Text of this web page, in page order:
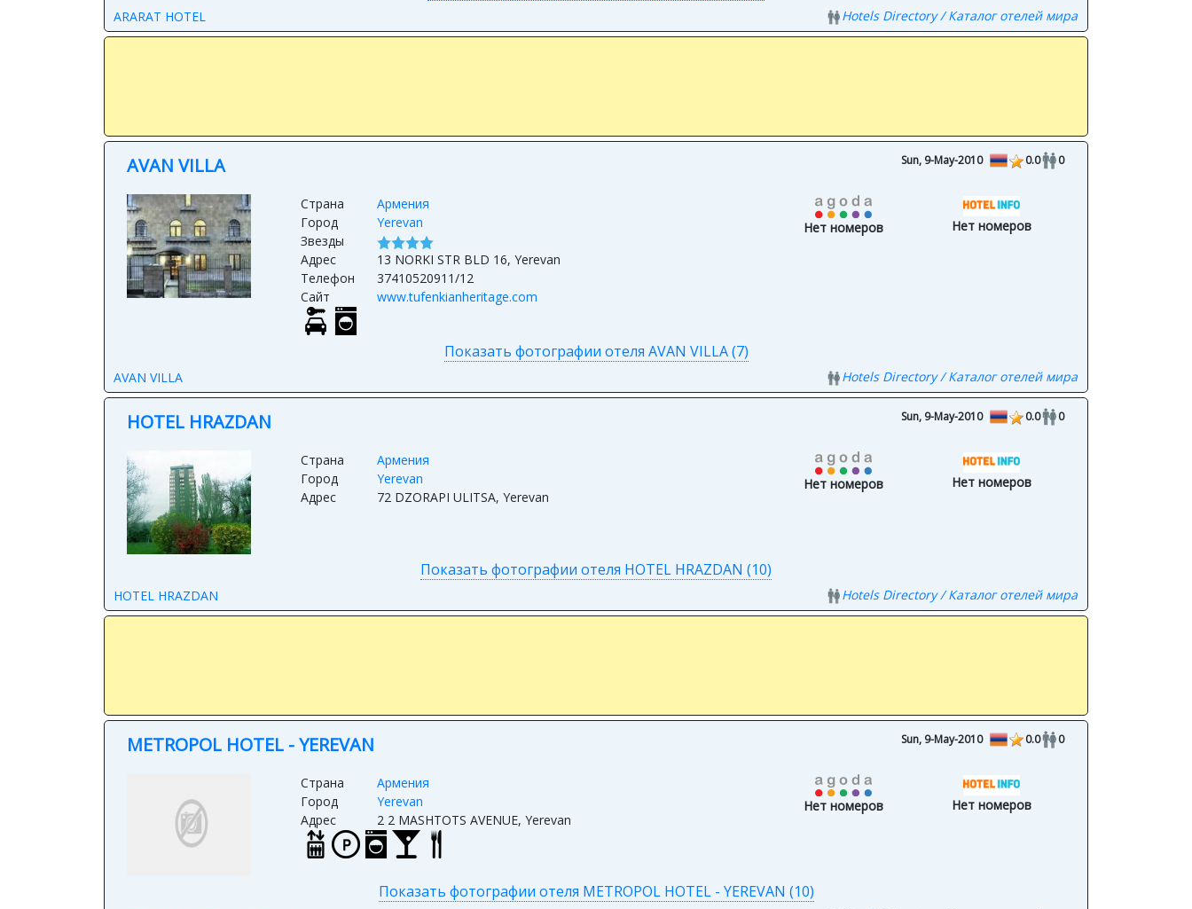
ARARAT HOTEL Hotels Directory / Каталог отелей мира
AVAN VILLA Sun, 9-May-2010 0.0 0
Страна
Армения
Город
Yerevan
Звезды
Адрес
13 NORKI STR BLD 16, Yerevan
Телефон
37410520911/12
Сайт
www.tufenkianheritage.com
Нет номеров Нет номеров
Показать фотографии отеля AVAN VILLA (7)
AVAN VILLA Hotels Directory / Каталог отелей мира
HOTEL HRAZDAN Sun, 9-May-2010 0.0 0
Страна
Армения
Город
Yerevan
Адрес
72 DZORAPI ULITSA, Yerevan
Нет номеров Нет номеров
Показать фотографии отеля HOTEL HRAZDAN (10)
HOTEL HRAZDAN Hotels Directory / Каталог отелей мира
METROPOL HOTEL - YEREVAN Sun, 9-May-2010 0.0 0
Страна
Армения
Город
Yerevan
Адрес
2 2 MASHTOTS AVENUE, Yerevan
Нет номеров Нет номеров
Показать фотографии отеля METROPOL HOTEL - YEREVAN (10)